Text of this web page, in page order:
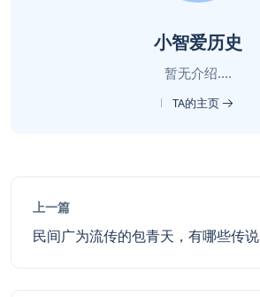
小智爱历史
暂无介绍....
TA的主页
上一篇
民间广为流传的包青天，有哪些传说